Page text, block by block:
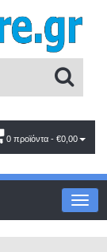
0 προϊόντα - €0,00